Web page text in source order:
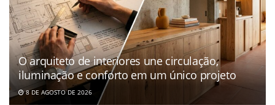
O arquiteto de interiores une circulação,
iluminação e conforto em um único projeto
8 DE AGOSTO DE 2026